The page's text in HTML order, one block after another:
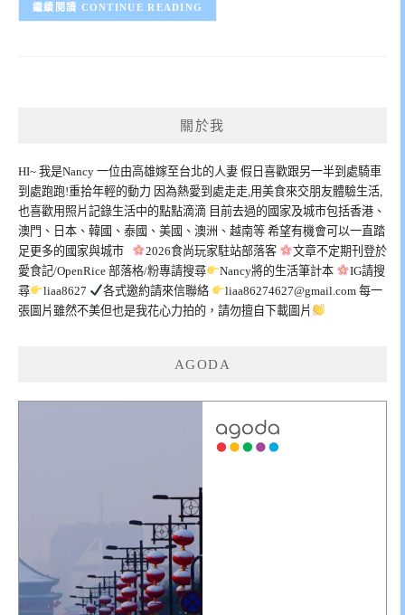
CONTINUE READING
關於我
HI~ 我是Nancy 一位由高雄嫁至台北的人妻 假日喜歡跟另一半到處騎車
到處跑跑!重拾年輕的動力 因為熱愛到處走走,用美食來交朋友體驗生活,
也喜歡用照片記錄生活中的點點滴滴 目前去過的國家及城市包括香港、
澳門、日本、韓國、泰國、美國、澳洲、越南等 希望有機會可以一直踏
足更多的國家與城市
2026食尚玩家駐站部落客
文章不定期刊登於
愛食記/OpenRice 部落格/粉專請搜尋
Nancy將的生活筆計本
IG請搜
尋
liaa8627 各式邀約請來信聯絡 liaa86274627@gmail.com每一
張圖片雖然不美但也是我花心力拍的，請勿擅自下載圖片
AGODA